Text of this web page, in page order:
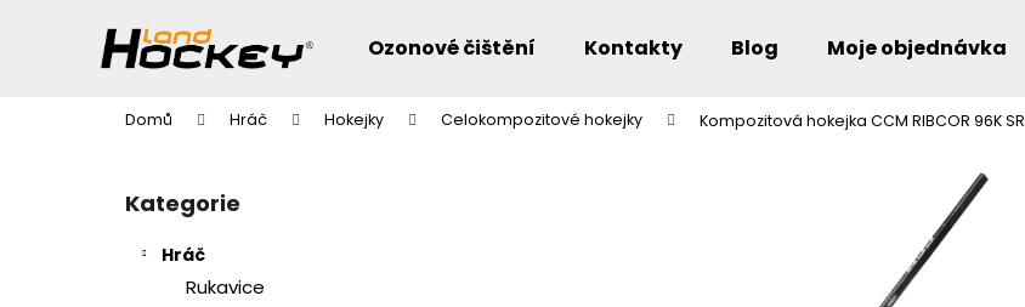
Ozonové čištění Kontakty Blog Moje objednávka
Domů Hráč Hokejky Celokompozitové hokejky Kompozitová hokejka CCM RIBCOR 96K SR
Přeskočit
kategorie
Kategorie
Hráč
Rukavice
Zpět
obchodu
Zpět
obchodu
Co potřebujete najít?